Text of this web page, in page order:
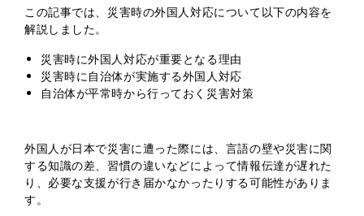
この記事では、災害時の外国人対応について以下の内容を
解説しました。
災害時に外国人対応が重要となる理由
災害時に自治体が実施する外国人対応
自治体が平常時から行っておく災害対策
外国人が日本で災害に遭った際には、言語の壁や災害に関
する知識の差、習慣の違いなどによって情報伝達が遅れた
り、必要な支援が行き届かなかったりする可能性がありま
す。